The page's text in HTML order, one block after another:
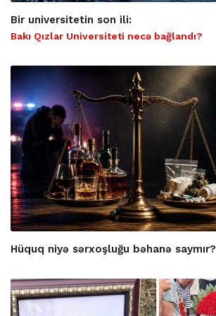
Bir universitetin son ili:
Bakı Qızlar Universiteti necə bağlandı?
Hüquq niyə sərxoşluğu bəhanə saymır?